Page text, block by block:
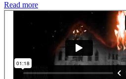
Read more